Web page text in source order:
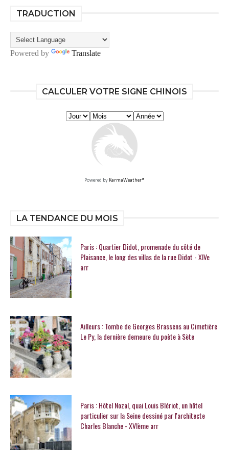
TRADUCTION
Powered by Translate
CALCULER VOTRE SIGNE CHINOIS
Powered by KarmaWeather®
LA TENDANCE DU MOIS
Paris : Quartier Didot, promenade du côté de
Plaisance, le long des villas de la rue Didot - XIVe
arr
Ailleurs : Tombe de Georges Brassens au Cimetière
Le Py, la dernière demeure du poète à Sète
Paris : Hôtel Nozal, quai Louis Blériot, un hôtel
particulier sur la Seine dessiné par l'architecte
Charles Blanche - XVIème arr